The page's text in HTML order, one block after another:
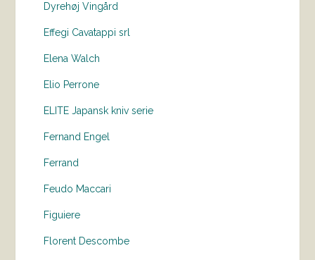
Dyrehøj Vingård
Effegi Cavatappi srl
Elena Walch
Elio Perrone
ELITE Japansk kniv serie
Fernand Engel
Ferrand
Feudo Maccari
Figuiere
Florent Descombe